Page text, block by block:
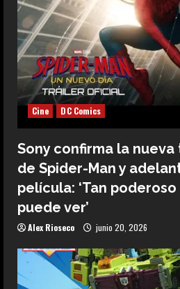
Cine DC Comics
Sony confirma la
de Spider-Man y
película: ‘Tan
puede ver’
Alex Rioseco junio 20, 2026